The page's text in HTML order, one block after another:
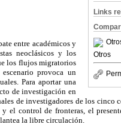
Links
Otros
entre académicos y
neoclásicos y los
los flujos migratorios
provoca un
Para aportar una
de investigación en
de investigadores de los cinco
el control de fronteras, el
la libre circulación.